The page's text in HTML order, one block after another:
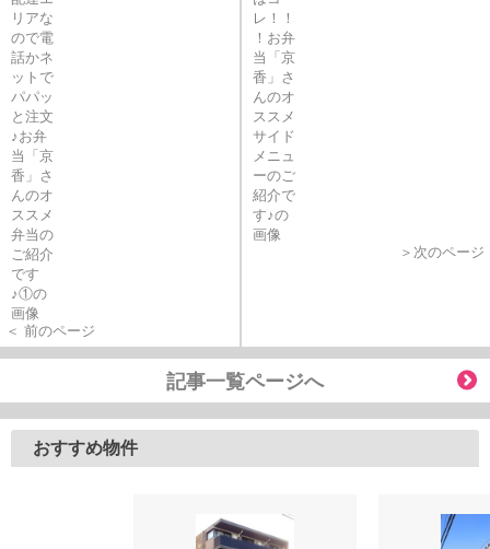
＜ 前のページ
＞次のページ
記事一覧ページへ
おすすめ物件